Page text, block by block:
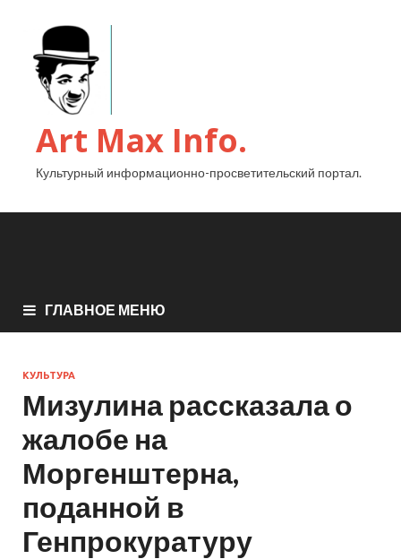
Art Max Info.
Культурный информационно-просветительский портал.
ГЛАВНОЕ МЕНЮ
КУЛЬТУРА
Мизулина рассказала о
жалобе на
Моргенштерна,
поданной в
Генпрокуратуру